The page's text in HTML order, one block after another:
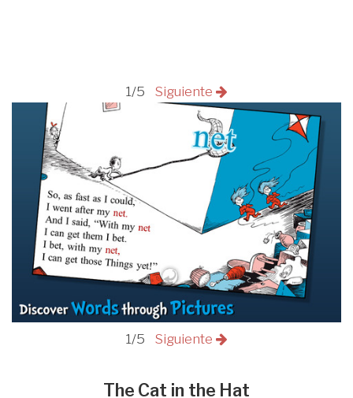
1/5 Siguiente
1/5 Siguiente
The Cat in the Hat